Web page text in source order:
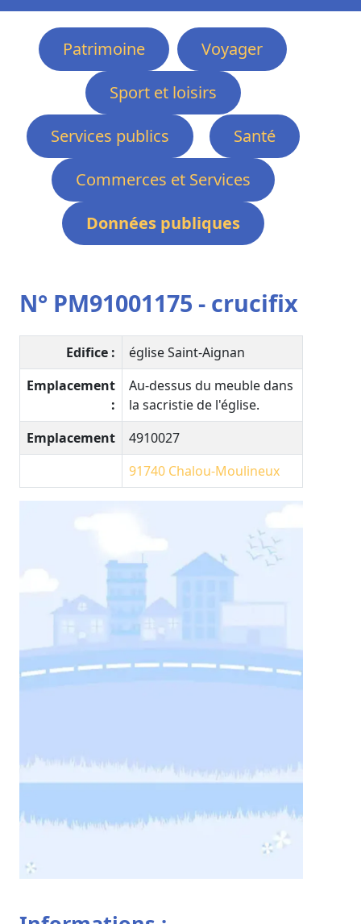
Patrimoine
Voyager
Sport et loisirs
Services publics
Santé
Commerces et Services
Données publiques
N° PM91001175 - crucifix
Edifice :
église Saint-Aignan
Emplacement
:
Au-dessus du meuble dans
la sacristie de l'église.
Emplacement
4910027
91740 Chalou-Moulineux